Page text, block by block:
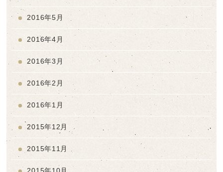
2016年5月
2016年4月
2016年3月
2016年2月
2016年1月
2015年12月
2015年11月
2015年10月